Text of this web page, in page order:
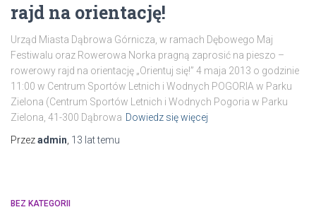
rajd na orientację!
Urząd Miasta Dąbrowa Górnicza, w ramach Dębowego Maj
Festiwalu oraz Rowerowa Norka pragną zaprosić na pieszo –
rowerowy rajd na orientację „Orientuj się!” 4 maja 2013 o godzinie
11:00 w Centrum Sportów Letnich i Wodnych POGORIA w Parku
Zielona (Centrum Sportów Letnich i Wodnych Pogoria w Parku
Zielona, 41-300 Dąbrowa Dowiedz się więcej
Przezadmin 13 lattemu
BEZ KATEGORII